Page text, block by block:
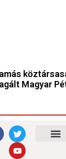
Magyar